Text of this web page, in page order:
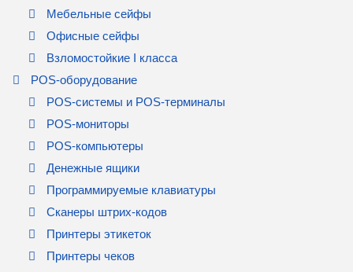
Мебельные сейфы
Офисные сейфы
Взломостойкие I класса
POS-оборудование
POS-системы и POS-терминалы
POS-мониторы
POS-компьютеры
Денежные ящики
Программируемые клавиатуры
Сканеры штрих-кодов
Принтеры этикеток
Принтеры чеков